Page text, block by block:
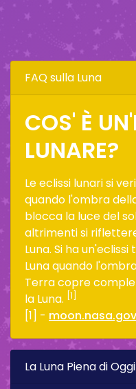
FAQ sulla Luna
COS' È
LUNARE?
Le eclissi lunari si
quando l'ombra
blocca la luce del
altrimenti si
Luna. Si ha
Luna quando
Terra copre
la Luna. [1]
[1] - moon.nasa.gov
La Luna Piena di Oggi